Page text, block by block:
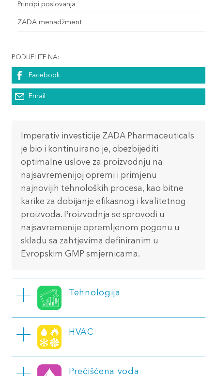
Principi poslovanja
ZADA menadžment
PODIJELITE NA:
Facebook
Email
Imperativ investicije ZADA Pharmaceuticals
je bio i kontinuirano je, obezbijediti
optimalne uslove za proizvodnju na
najsavremenijoj opremi i primjenu
najnovijih tehnoloških procesa, kao bitne
karike za dobijanje efikasnog i kvalitetnog
proizvoda. Proizvodnja se sprovodi u
najsavremenije opremljenom pogonu u
skladu sa zahtjevima definiranim u
Evropskim GMP smjernicama.
Tehnologija
proizvodnju čvrstih farmaceutskih oblika:
Granula
Tableta (konvencionalnih i sa modificiranim
HVAC
100.000) obezbjeđuje se visokosofisticiranim HVAC
Prečišćena voda